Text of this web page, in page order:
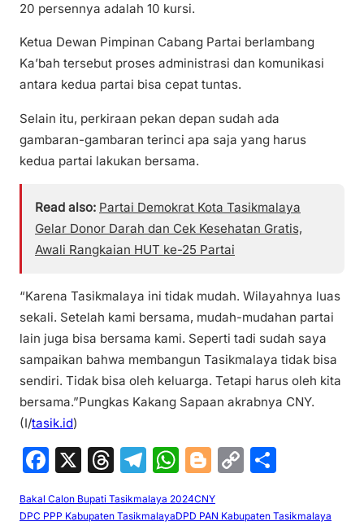
20 persennya adalah 10 kursi.
Ketua Dewan Pimpinan Cabang Partai berlambang
Ka’bah tersebut proses administrasi dan komunikasi
antara kedua partai bisa cepat tuntas.
Selain itu, perkiraan pekan depan sudah ada
gambaran-gambaran terinci apa saja yang harus
kedua partai lakukan bersama.
Read also: Partai Demokrat Kota Tasikmalaya
Gelar Donor Darah dan Cek Kesehatan Gratis,
Awali Rangkaian HUT ke-25 Partai
“Karena Tasikmalaya ini tidak mudah. Wilayahnya luas
sekali. Setelah kami bersama, mudah-mudahan partai
lain juga bisa bersama kami. Seperti tadi sudah saya
sampaikan bahwa membangun Tasikmalaya tidak bisa
sendiri. Tidak bisa oleh keluarga. Tetapi harus oleh kita
bersama.”Pungkas Kakang Sapaan akrabnya CNY.
(I/tasik.id)
F
c
X
T
e
T
e
W
at
Bl
g
C
p ar
Bakal Calon Bupati Tasikmalaya 2024CNY
DPC PPP Kabupaten TasikmalayaDPD PAN Kabupaten Tasikmalaya